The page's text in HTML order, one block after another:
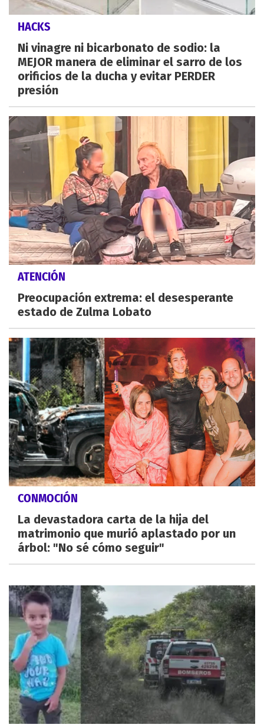
HACKS
Ni vinagre ni bicarbonato de sodio: la
MEJOR manera de eliminar el sarro de los
orificios de la ducha y evitar PERDER
presión
ATENCIÓN
Preocupación extrema: el desesperante
estado de Zulma Lobato
CONMOCIÓN
La devastadora carta de la hija del
matrimonio que murió aplastado por un
árbol: "No sé cómo seguir"